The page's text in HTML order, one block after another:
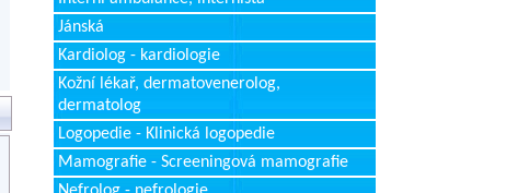
Jánská
Kardiolog - kardiologie
Kožní lékař, dermatovenerolog,
dermatolog
Logopedie - Klinická logopedie
Mamografie - Screeningová mamografie